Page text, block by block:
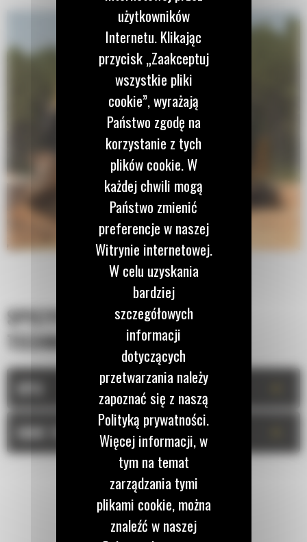
SPECYFIKACJA
TECHNICZNA
DANE TECHNICZNE
użytkowników
Internetu. Klikając
przycisk „Zaakceptuj
wszystkie pliki
cookie”, wyrażają
Państwo zgodę na
korzystanie z tych
plików cookie. W
każdej chwili mogą
Państwo zmienić
preferencje w naszej
Witrynie internetowej.
W celu uzyskania
bardziej
szczegółowych
informacji
dotyczących
przetwarzania należy
zapoznać się z naszą
Polityką prywatności.
Więcej informacji, w
tym na temat
zarządzania tymi
plikami cookie, można
znaleźć w naszej